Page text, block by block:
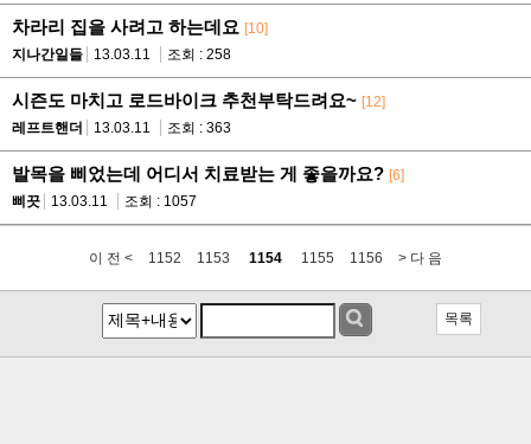
차라리 집을 사려고 하는데요 [10]
지나간일들
13.03.11 조회 : 258
시즌도 마치고 로드바이크 추천부탁드려요~ [12]
레프트핸더
13.03.11 조회 : 363
발목을 삐었는데 어디서 치료받는 게 좋을까요? [6]
삐끗
13.03.11 조회 : 1057
이 전 < 1152 1153 1154 1155 1156 > 다 음
목록